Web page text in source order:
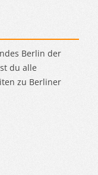
Berlin der
du alle
zu Berliner